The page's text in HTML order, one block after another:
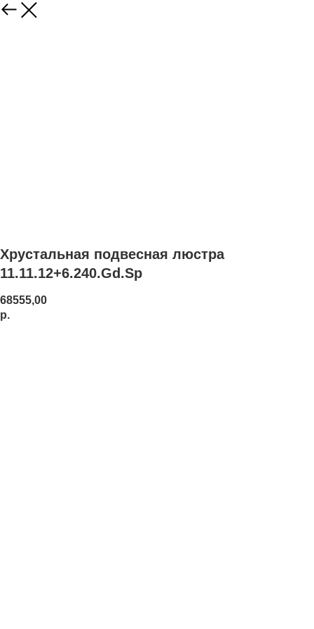
Хрустальная подвесная люстра
11.11.12+6.240.Gd.Sp
68555,00
р.